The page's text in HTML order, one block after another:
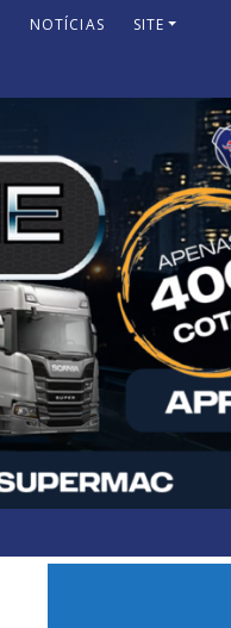
NOTÍCIAS SITE